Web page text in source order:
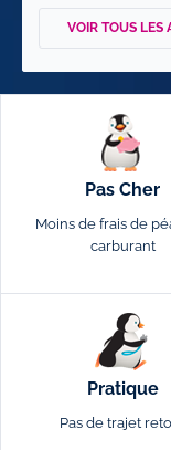
VOIR TOUS LES
Pas Cher
Moins de frais de
carburant
Pratique
Pas de trajet